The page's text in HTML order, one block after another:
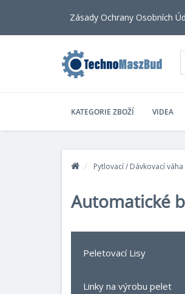
Zásady Ochrany Osobních
KATEGORIE ZBOŽÍ VIDEA
Pytlovací / Dávkovací váha
Automatické
Peletovací Lisy
Linky na výrobu pelet